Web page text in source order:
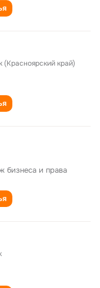
(Красноярский край)
бизнеса и права